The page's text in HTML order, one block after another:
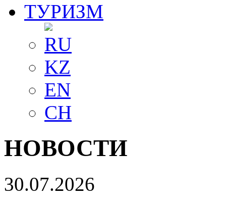
ТУРИЗМ
RU
KZ
EN
CH
НОВОСТИ
30.07.2026